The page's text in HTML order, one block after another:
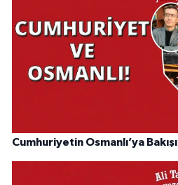
Cumhuriyetin Osmanlı’ya Bakışı